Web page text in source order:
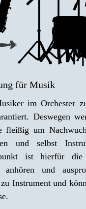
für Musik
im Orchester
Deswegen
fleißig um
und selbst
ist hierfür die
anhören und
Instrument und